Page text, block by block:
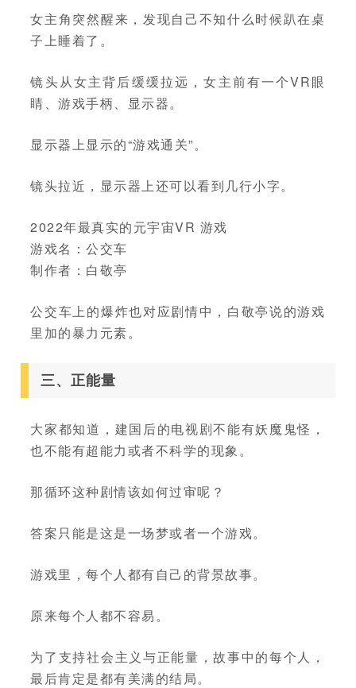
女主角突然醒来，发现自己不知什么时候趴在桌
子上睡着了。
镜头从女主背后缓缓拉远，女主前有一个VR眼
睛、游戏手柄、显示器。
显示器上显示的“游戏通关”。
镜头拉近，显示器上还可以看到几行小字。
2022年最真实的元宇宙VR 游戏
游戏名：公交车
制作者：白敬亭
公交车上的爆炸也对应剧情中，白敬亭说的游戏
里加的暴力元素。
三、正能量
大家都知道，建国后的电视剧不能有妖魔鬼怪，
也不能有超能力或者不科学的现象。
那循环这种剧情该如何过审呢？
答案只能是这是一场梦或者一个游戏。
游戏里，每个人都有自己的背景故事。
原来每个人都不容易。
为了支持社会主义与正能量，故事中的每个人，
最后肯定是都有美满的结局。